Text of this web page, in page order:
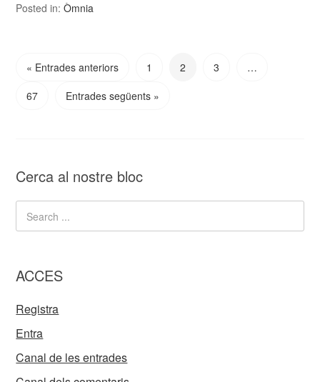
Posted in:Òmnia
« Entrades anteriors 1 2 3
…
67
Entrades següents »
Cerca al nostre bloc
ACCES
Registra
Entra
Canal de les entrades